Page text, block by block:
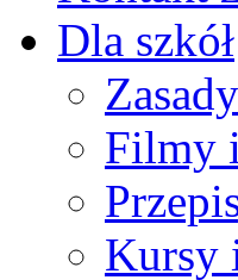
Dla szkół
Filmy
Kursy